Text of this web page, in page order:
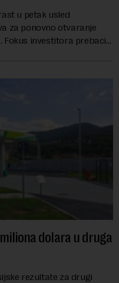
u petak usled
za ponovno otvaranje
Fokus investitora prebacio
dolara u druga
rezultate za drugi